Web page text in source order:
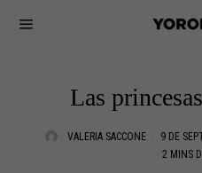
Las
VALERIA SACCONE 9 DE
2 MINS